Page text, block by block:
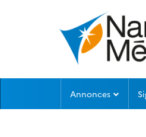
contenu
Annonces